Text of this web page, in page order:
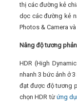
thị các đường kẻ
dọc các đường kẻ
Photos & Camera
Nâng độ tương phản
HDR (High
nhanh 3 bức ảnh ở
đạt được độ tương
chọn HDR từứng